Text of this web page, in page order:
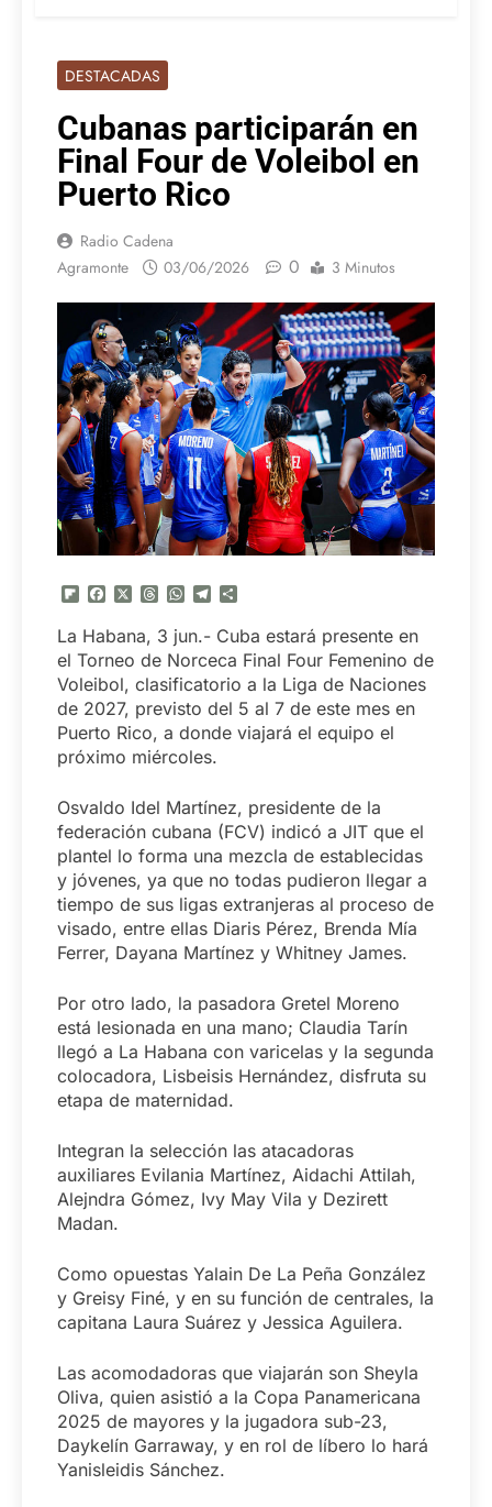
DESTACADAS
Cubanas participarán en
Final Four de Voleibol en
Puerto Rico
Radio Cadena
Agramonte
03/06/2026 0 3 Minutos
Flipboard
FacebookThreadsWhatsApp
Telegram
La Habana, 3 jun.- Cuba estará presente en
el Torneo de Norceca Final Four Femenino de
Voleibol, clasificatorio a la Liga de Naciones
de 2027, previsto del 5 al 7 de este mes en
Puerto Rico, a donde viajará el equipo el
próximo miércoles.
Osvaldo Idel Martínez, presidente de la
federación cubana (FCV) indicó a JIT que el
plantel lo forma una mezcla de establecidas
y jóvenes, ya que no todas pudieron llegar a
tiempo de sus ligas extranjeras al proceso de
visado, entre ellas Diaris Pérez, Brenda Mía
Ferrer, Dayana Martínez y Whitney James.
Por otro lado, la pasadora Gretel Moreno
está lesionada en una mano; Claudia Tarín
llegó a La Habana con varicelas y la segunda
colocadora, Lisbeisis Hernández, disfruta su
etapa de maternidad.
Integran la selección las atacadoras
auxiliares Evilania Martínez, Aidachi Attilah,
Alejndra Gómez, Ivy May Vila y Dezirett
Madan.
Como opuestas Yalain De La Peña González
y Greisy Finé, y en su función de centrales, la
capitana Laura Suárez y Jessica Aguilera.
Las acomodadoras que viajarán son Sheyla
Oliva, quien asistió a la Copa Panamericana
2025 de mayores y la jugadora sub-23,
Daykelín Garraway, y en rol de líbero lo hará
Yanisleidis Sánchez.